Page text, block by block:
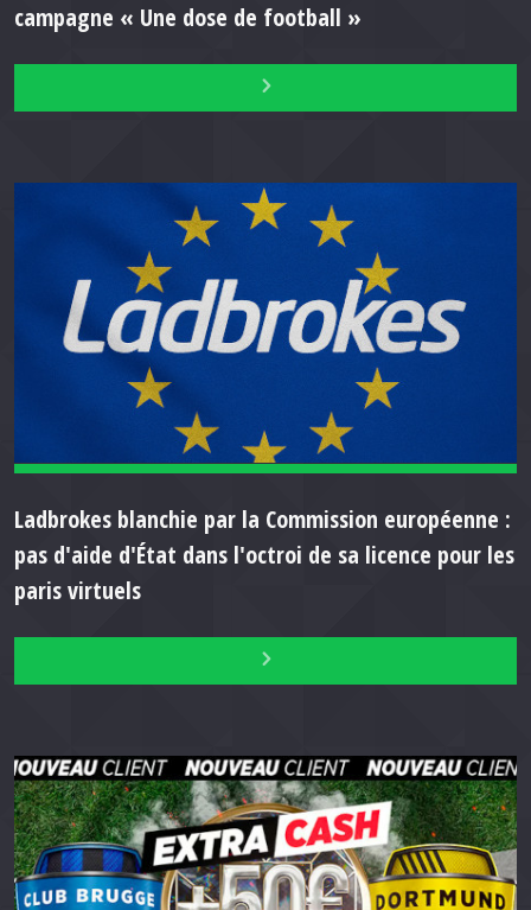
campagne « Une dose de football »
Ladbrokes blanchie par la Commission européenne :
pas d'aide d'État dans l'octroi de sa licence pour les
paris virtuels